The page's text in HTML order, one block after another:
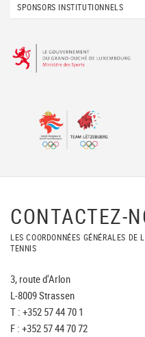
SPONSORS INSTITUTIONNELS
CONTACTEZ-
LES COORDONNÉES GÉNÉRALES DE
TENNIS
3, route d'Arlon
L-8009 Strassen
T : +352 57 44 70 1
F : +352 57 44 70 72